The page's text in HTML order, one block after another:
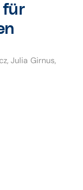
für
,Julia Girnus,